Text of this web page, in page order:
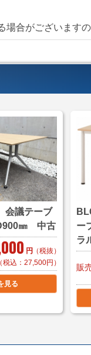
）でお届け致します。
たお渡し方法で送料算
は店頭取寄せ後の発
お時間がかかる場合
致します。
等、最良の方法で送料
要事前連絡）
ーカー問い合わせに
ません。予めご承知の
合がございますの
議テーブ
㎜ 中古
円 （税抜）
税込：27,500円）
見る
ー
ラ
販